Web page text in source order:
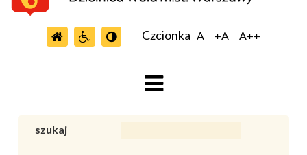
Czcionka A +A A++
szukaj